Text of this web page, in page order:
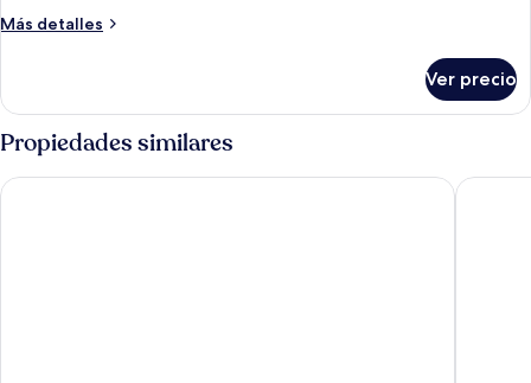
habitaciones
Más detalles
Más
Prestigio,
habitaciones
Ver precio
Propiedades similares
Four Seasons Resort Seychelles at Desroches Island laïla,